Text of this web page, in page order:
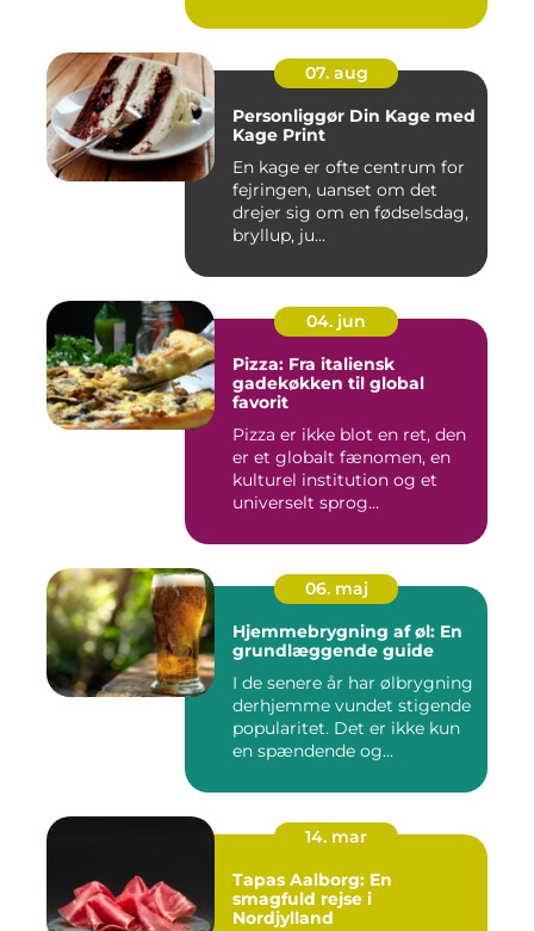
07. aug
Personliggør Din Kage med
Kage Print
En kage er ofte centrum for
fejringen, uanset om det
drejer sig om en fødselsdag,
bryllup, ju...
04. jun
Pizza: Fra italiensk
gadekøkken til global
favorit
Pizza er ikke blot en ret, den
er et globalt fænomen, en
kulturel institution og et
universelt sprog...
06. maj
Hjemmebrygning af øl: En
grundlæggende guide
I de senere år har ølbrygning
derhjemme vundet stigende
popularitet. Det er ikke kun
en spændende og...
14. mar
Tapas Aalborg: En
smagfuld rejse i
Nordjylland